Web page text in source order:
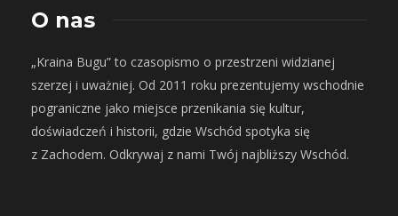
O nas
„Kraina Bugu” to czasopismo o przestrzeni widzianej
szerzej i uważniej. Od 2011 roku prezentujemy wschodnie
pograniczne jako miejsce przenikania się kultur,
doświadczeń i historii, gdzie Wschód spotyka się
z Zachodem. Odkrywaj z nami Twój najbliższy Wschód.